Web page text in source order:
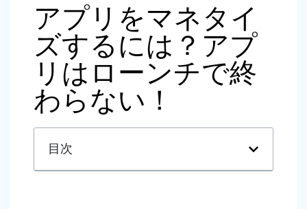
アプリをマネタイ
ズするには？アプ
リはローンチで終
わらない！
目次